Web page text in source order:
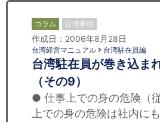
コラム 台湾事情
作成日：2006年8月28日
台湾経営マニュアル 台湾駐在員編
台湾駐在員が巻き込ま
（その9）
● 仕事上での身の危険（
上での身の危険は社内に